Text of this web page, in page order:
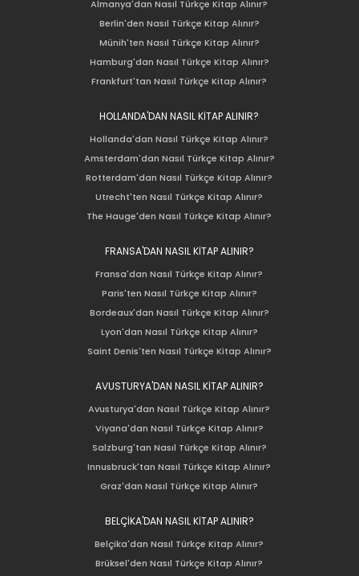
Almanya'dan Nasıl Türkçe Kitap Alınır?
Berlin'den Nasıl Türkçe Kitap Alınır?
Münih'ten Nasıl Türkçe Kitap Alınır?
Hamburg'dan Nasıl Türkçe Kitap Alınır?
Frankfurt'tan Nasıl Türkçe Kitap Alınır?
HOLLANDA'DAN NASIL KİTAP ALINIR?
Hollanda'dan Nasıl Türkçe Kitap Alınır?
Amsterdam'dan Nasıl Türkçe Kitap Alınır?
Rotterdam'dan Nasıl Türkçe Kitap Alınır?
Utrecht'ten Nasıl Türkçe Kitap Alınır?
The Hauge'den Nasıl Türkçe Kitap Alınır?
FRANSA'DAN NASIL KİTAP ALINIR?
Fransa'dan Nasıl Türkçe Kitap Alınır?
Paris'ten Nasıl Türkçe Kitap Alınır?
Bordeaux'dan Nasıl Türkçe Kitap Alınır?
Lyon'dan Nasıl Türkçe Kitap Alınır?
Saint Denis'ten Nasıl Türkçe Kitap Alınır?
AVUSTURYA'DAN NASIL KİTAP ALINIR?
Avusturya'dan Nasıl Türkçe Kitap Alınır?
Viyana'dan Nasıl Türkçe Kitap Alınır?
Salzburg'tan Nasıl Türkçe Kitap Alınır?
Innusbruck'tan Nasıl Türkçe Kitap Alınır?
Graz'dan Nasıl Türkçe Kitap Alınır?
BELÇİKA'DAN NASIL KİTAP ALINIR?
Belçika'dan Nasıl Türkçe Kitap Alınır?
Brüksel'den Nasıl Türkçe Kitap Alınır?